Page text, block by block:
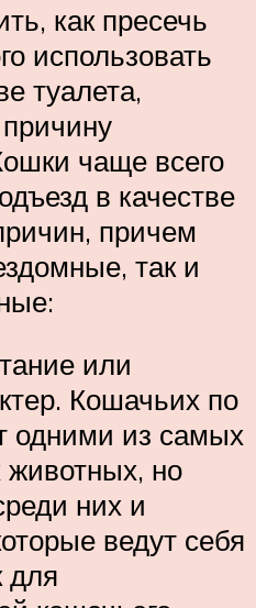
как пресечь
использовать
туалета,
чаще всего
в качестве
причем
так и
или
Кошачьих по
одними из самых
животных, но
них и
ведут себя
для